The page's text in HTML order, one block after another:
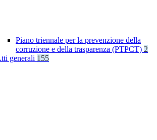
Piano triennale per la prevenzione della
corruzione e della trasparenza (PTPCT) 2
generali 155